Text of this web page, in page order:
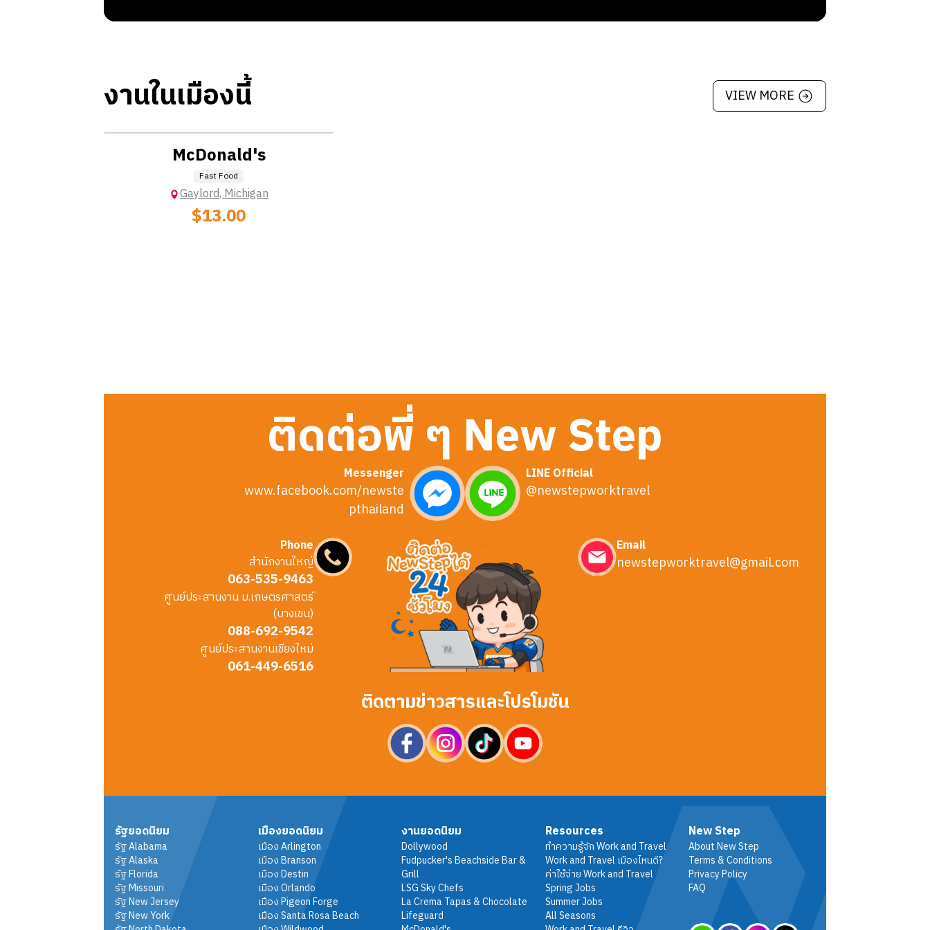
งานในเมืองนี้ VIEW MORE
McDonald's
Fast Food
Gaylord,Michigan
$13.00
ติดต่อพี่ ๆ New Step
Messenger
www.facebook.com/newste
pthailand
LINE Official
@newstepworktravel
Phone
สำนักงานใหญ่
063-535-9463
ศูนย์ประสานงาน ม.เกษตรศาสตร์
(บางเขน)
088-692-9542
ศูนย์ประสานงานเชียงใหม่
061-449-6516
Email
newstepworktravel@gmail.com
ติดตามข่าวสารและโปรโมชัน
รัฐยอดนิยม
รัฐAlabama
รัฐAlaska
รัฐFlorida
รัฐMissouri
รัฐNew Jersey
รัฐNew York
เมืองยอดนิยม
เมืองArlington
เมืองBranson
เมืองDestin
เมืองOrlando
เมืองPigeon Forge
เมืองSanta Rosa Beach
งานยอดนิยม
Dollywood
Fudpucker's Beachside Bar &
Grill
LSG Sky Chefs
La Crema Tapas & Chocolate
Lifeguard
Resources
ทำความรู้จัก Work and Travel
Work and Travel เมืองไหนดี?
ค่าใช้จ่าย Work and Travel
Spring Jobs
Summer Jobs
All Seasons
New Step
About New Step
Terms & Conditions
Privacy Policy
FAQ